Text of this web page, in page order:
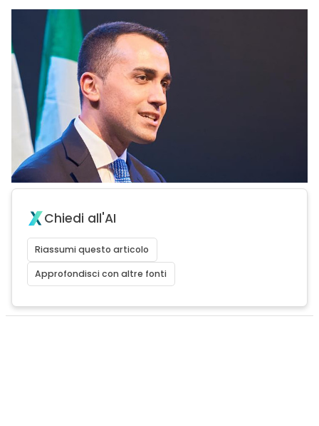
Chiedi all'AI
Riassumi questo articolo
Approfondisci con altre fonti